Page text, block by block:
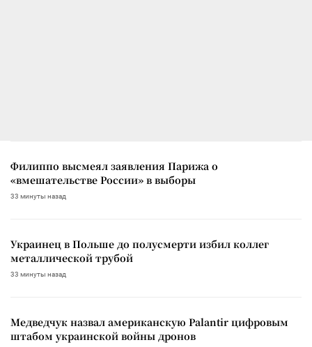
Филиппо высмеял заявления Парижа о
«вмешательстве России» в выборы
33 минуты назад
Украинец в Польше до полусмерти избил коллег
металлической трубой
33 минуты назад
Медведчук назвал американскую Palantir цифровым
штабом украинской войны дронов